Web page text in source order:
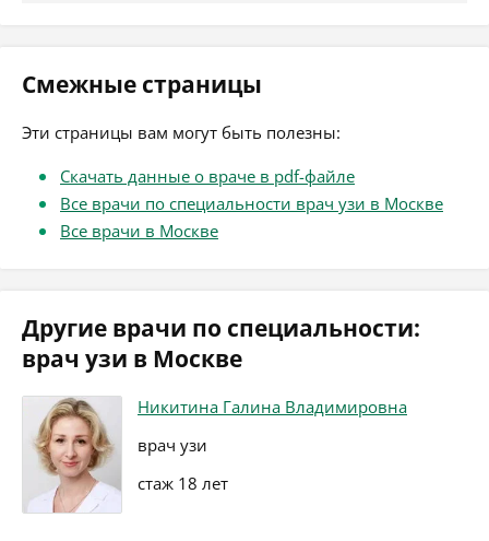
Смежные страницы
Эти страницы вам могут быть полезны:
Скачать данные о враче в pdf-файле
Все врачи по специальности врач узи в Москве
Все врачи в Москве
Другие врачи по специальности:
врач узи в Москве
Никитина Галина Владимировна
врач узи
стаж 18 лет